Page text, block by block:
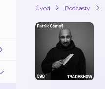
Úvod Podcasty